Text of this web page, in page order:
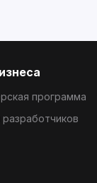
программа
разработчиков